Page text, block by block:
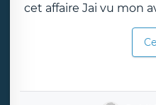
cet affaire Jai vu mon